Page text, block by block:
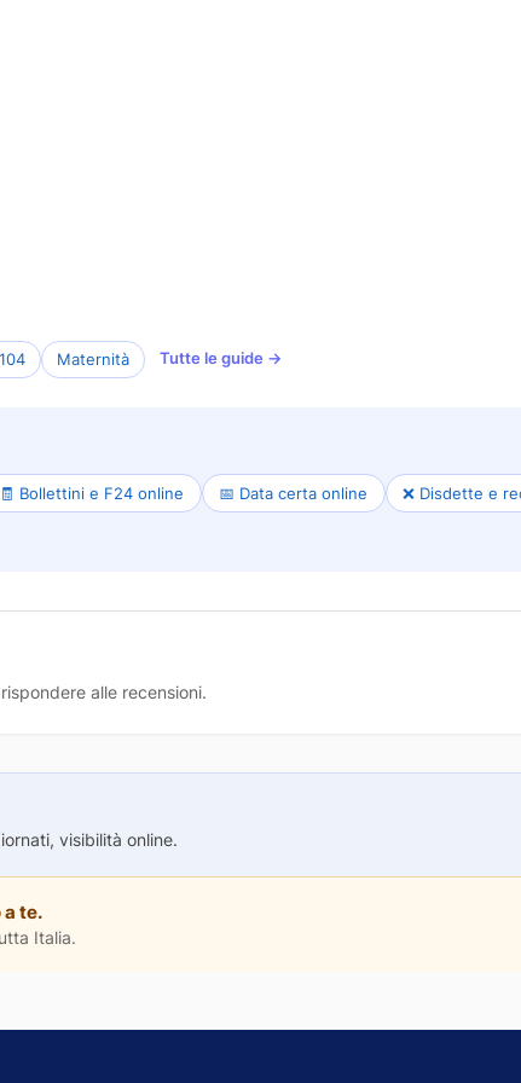
Maternità Tutte le guide →
🧾 Bollettini e F24 online 📅 Data certa online ❌ Disdette e
alle recensioni.
visibilità online.
te.
Italia.